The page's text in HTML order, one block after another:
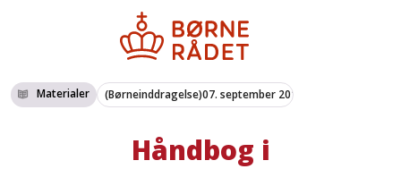
Materialer (Børneinddragelse)07. september 2016
Håndbog i